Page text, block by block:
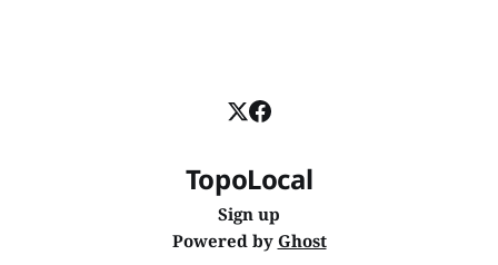
TopoLocal
Sign up
Powered by Ghost